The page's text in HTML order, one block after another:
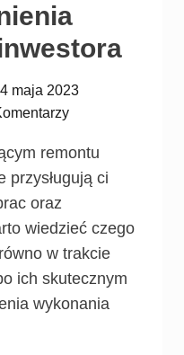
maja 2023
remontu
przysługują ci
oraz
wiedzieć czego
w trakcie
ich skutecznym
wykonania